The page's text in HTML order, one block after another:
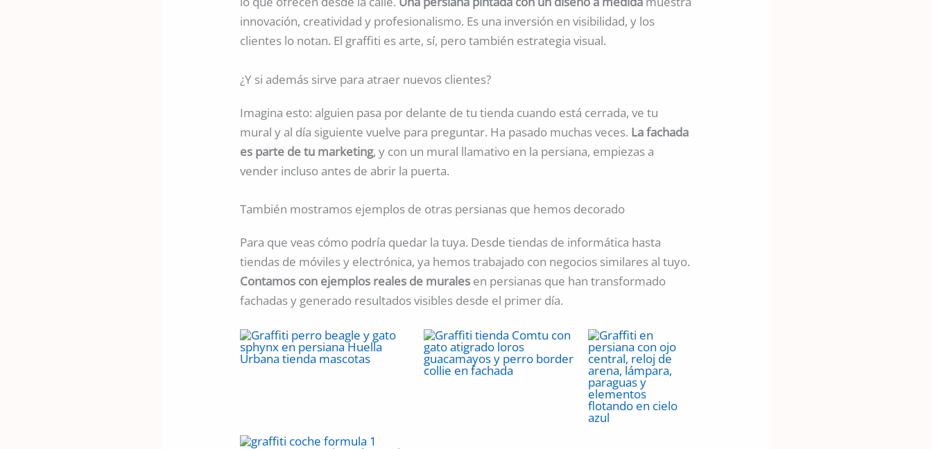
innovación, creatividad y profesionalismo. Es una inversión en visibilidad, y los
clientes lo notan. El graffiti es arte, sí, pero también estrategia visual.
¿Y si además sirve para atraer nuevos clientes?
Imagina esto: alguien pasa por delante de tu tienda cuando está cerrada, ve tu
mural y al día siguiente vuelve para preguntar. Ha pasado muchas veces. La fachada
es parte de tu marketing, y con un mural llamativo en la persiana, empiezas a
vender incluso antes de abrir la puerta.
También mostramos ejemplos de otras persianas que hemos decorado
Para que veas cómo podría quedar la tuya. Desde tiendas de informática hasta
tiendas de móviles y electrónica, ya hemos trabajado con negocios similares al tuyo.
Contamos con ejemplos reales de murales en persianas que han transformado
fachadas y generado resultados visibles desde el primer día.